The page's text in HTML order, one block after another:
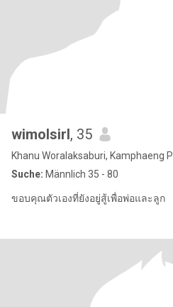
wimolsirl, 35
Khanu Woralaksaburi, Kamphaeng
Suche: Männlich 35 - 80
ขอบคุณตัวเองที่ยังอยู่สู้เพื่อพ่อและลูก